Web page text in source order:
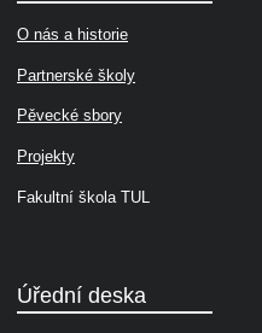
O nás a historie
Partnerské školy
Pěvecké sbory
Projekty
Fakultní škola TUL
Úřední deska